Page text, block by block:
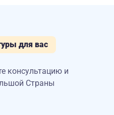
для вас
консультацию и
Страны